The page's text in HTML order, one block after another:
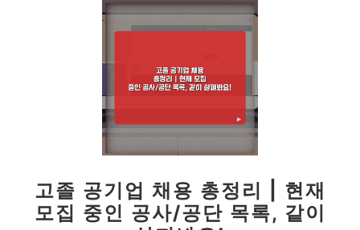
고졸 공기업 채용 총정리 | 현재
모집 중인 공사/공단 목록, 같이